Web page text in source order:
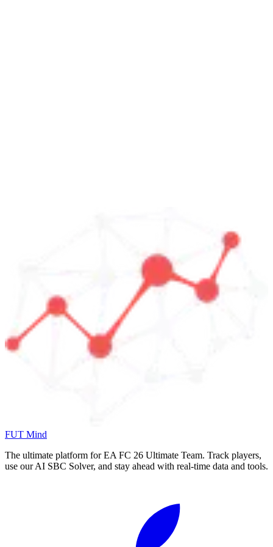
FUT Mind
The ultimate platform for EA FC 26 Ultimate Team. Track players,
use our AI SBC Solver, and stay ahead with real-time data and tools.